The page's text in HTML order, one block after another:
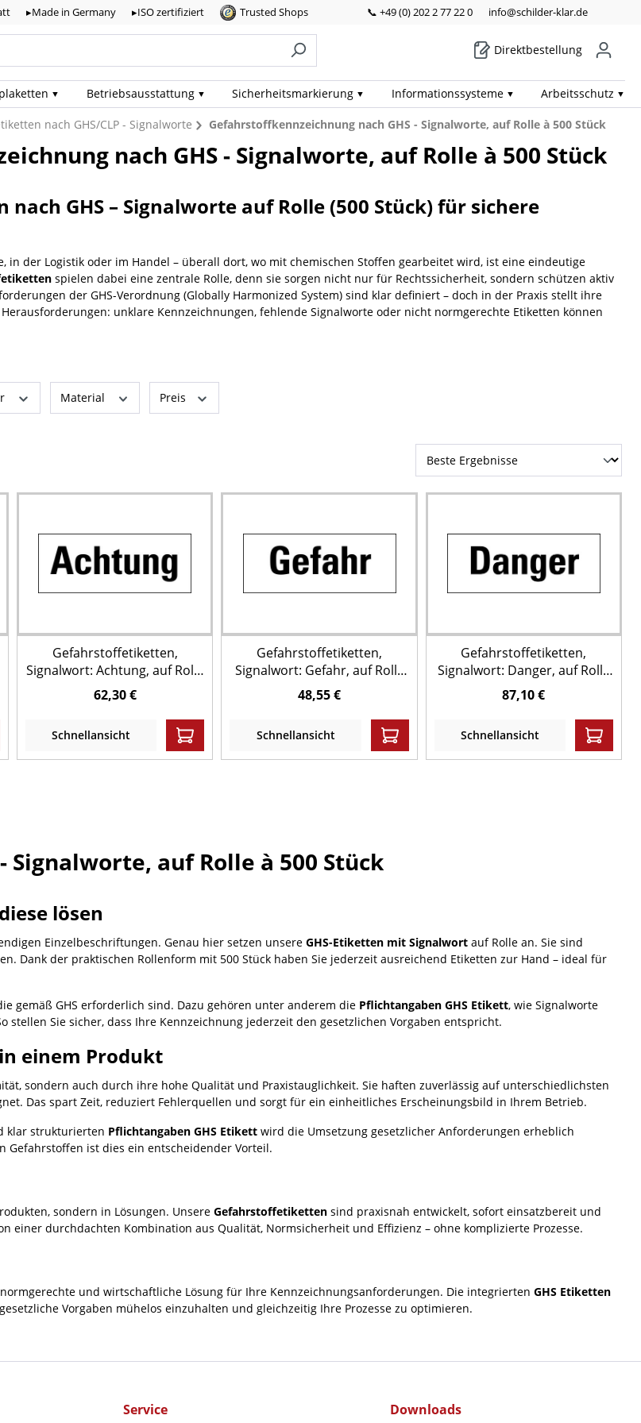
▸Made in Germany ▸ISO zertifiziert Trusted Shops 📞 +49 (0) 202 2 77 22 0 info@schilder-klar.de
Direktbestellung
Betriebs­ausstattung Sicherheits­markierung Informations­systeme Arbeits­schutz
nach GHS/CLP - Signalworte Gefahrstoffkennzeichnung nach GHS - Signalworte, auf Rolle à 500 Stück
nach GHS - Signalworte, auf Rolle à 500 Stück
GHS – Signalworte auf Rolle (500 Stück) für sichere
in der Logistik oder im Handel – überall dort, wo mit chemischen Stoffen gearbeitet wird, ist eine eindeutige
spielen dabei eine zentrale Rolle, denn sie sorgen nicht nur für Rechtssicherheit, sondern schützen aktiv
der GHS-Verordnung (Globally Harmonized System) sind klar definiert – doch in der Praxis stellt ihre
unklare Kennzeichnungen, fehlende Signalworte oder nicht normgerechte Etiketten können
Material Preis
Gefahrstoffetiketten,
Signalwort: Achtung, auf Rolle
à 500 Stück
62,30 €
Schnellansicht
Gefahrstoffetiketten,
Signalwort: Gefahr, auf Rolle
à 500 Stück
48,55 €
Schnellansicht
Gefahrstoffetiketten,
Signalwort: Danger, auf Rolle
à 500 Stück
87,10 €
Schnellansicht
auf Rolle à 500 Stück
lösen
Einzelbeschriftungen. Genau hier setzen unsere GHS-Etiketten mit Signalwort auf Rolle an. Sie sind
Dank der praktischen Rollenform mit 500 Stück haben Sie jederzeit ausreichend Etiketten zur Hand – ideal für
gemäß GHS erforderlich sind. Dazu gehören unter anderem die Pflichtangaben GHS Etikett, wie Signalworte
stellen Sie sicher, dass Ihre Kennzeichnung jederzeit den gesetzlichen Vorgaben entspricht.
einem Produkt
sondern auch durch ihre hohe Qualität und Praxistauglichkeit. Sie haften zuverlässig auf unterschiedlichsten
Das spart Zeit, reduziert Fehlerquellen und sorgt für ein einheitliches Erscheinungsbild in Ihrem Betrieb.
klar strukturierten Pflichtangaben GHS Etikett wird die Umsetzung gesetzlicher Anforderungen erheblich
Gefahrstoffen ist dies ein entscheidender Vorteil.
sondern in Lösungen. Unsere Gefahrstoffetiketten sind praxisnah entwickelt, sofort einsatzbereit und
einer durchdachten Kombination aus Qualität, Normsicherheit und Effizienz – ohne komplizierte Prozesse.
und wirtschaftliche Lösung für Ihre Kennzeichnungsanforderungen. Die integrierten GHS Etiketten
Vorgaben mühelos einzuhalten und gleichzeitig Ihre Prozesse zu optimieren.
Service Downloads